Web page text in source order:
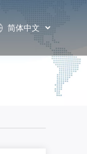
简体中文
English